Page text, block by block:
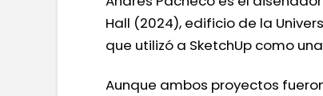
Hall (2024), edificio de la
que utilizó a SketchUp como
Aunque ambos proyectos